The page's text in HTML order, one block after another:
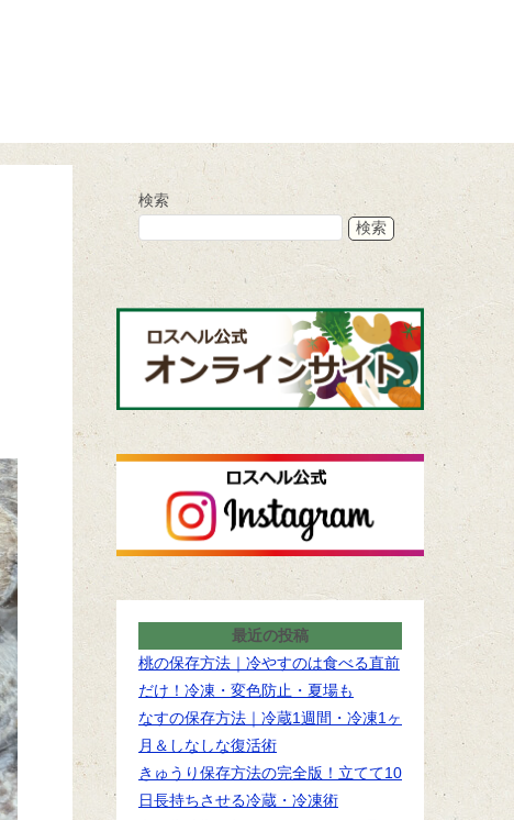
検索
検索
最近の投稿
桃の保存方法｜冷やすのは食べる直前
だけ！冷凍・変色防止・夏場も
なすの保存方法｜冷蔵1週間・冷凍1ヶ
月＆しなしな復活術
きゅうり保存方法の完全版！立てて10
日長持ちさせる冷蔵・冷凍術